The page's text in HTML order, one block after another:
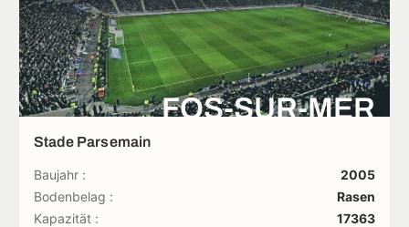
FOS-SUR-MER
Stade Parsemain
Baujahr :
2005
Bodenbelag :
Rasen
Kapazität :
17363